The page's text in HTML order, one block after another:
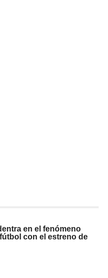
en el fenómeno
con el estreno de